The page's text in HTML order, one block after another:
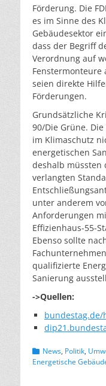
Förderung. Die
es im Sinne des
Gebäudesektor
dass der Begriff
Verordnung auf
Fenstermonteure
seien direkte
Förderungen.
Grundsätzliche
90/Die Grüne.
im Klimaschutz
energetischen
deshalb müssten
verlangten
unter anderem
Anforderungen
Effizienhaus-55-
Ebenso sollte
qualifizierte
Sanierung
->Quellen:
bundestag.de/
Kategorien
News, Politik,
Energetische